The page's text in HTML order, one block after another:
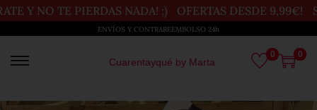
Y NO TE PIERDAS NADA! ;) OFERTAS DESDE 9,99€!
ENVÍOS Y CONTRAREEMBOLSO 24h
Cuarentayqué by Marta
0 0